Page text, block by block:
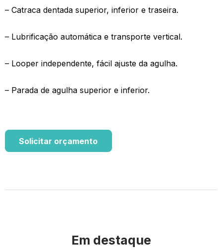
– Catraca dentada superior, inferior e traseira.
– Lubrificação automática e transporte vertical.
– Looper independente, fácil ajuste da agulha.
– Parada de agulha superior e inferior.
Solicitar orçamento
Em destaque